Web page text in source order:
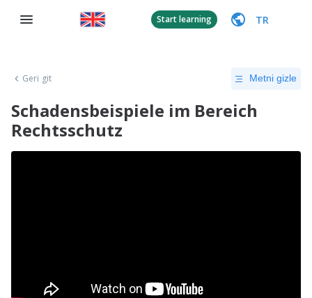
Start learning TR
Geri git Metni gizle
Schadensbeispiele im Bereich
Rechtsschutz